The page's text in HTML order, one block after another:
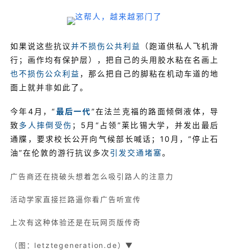
如果说这些抗议并不损伤公共利益
（跑道供私人飞机滑
行；画作均有保护层），把自己的头用胶水粘在名画上
也不损伤公众利益 ，那么把自己的脚粘在机动车道的地
面上就并非如此了。
今年4月，“最后一代”在法兰克福的路面倾倒液体，导
致多人摔倒受伤 ；5月“占领”莱比锡大学，并发出最后
通牒，要求校长公开向气候部长喊话；10月，“停止石
油”在伦敦的游行抗议多次 引发交通堵塞。
广告商还在挠破头想着怎么吸引路人的注意力
活动学家直接拦路逼你看广告听宣传
上次有这种体验还是在玩网页版传奇
（图：letztegeneration.de）▼